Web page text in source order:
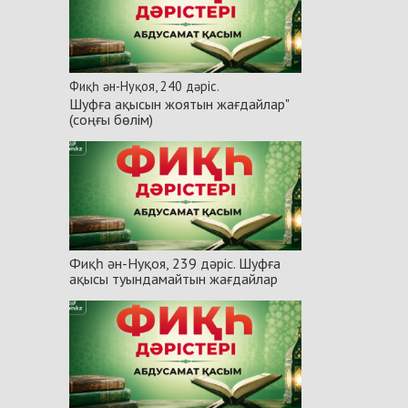
Фиқһ ән-Нуқоя, 240 дәріс.
Шуфға ақысын жоятын жағдайлар"
(соңғы бөлім)
Фиқһ ән-Нуқоя, 239 дәріс. Шуфға
ақысы туындамайтын жағдайлар